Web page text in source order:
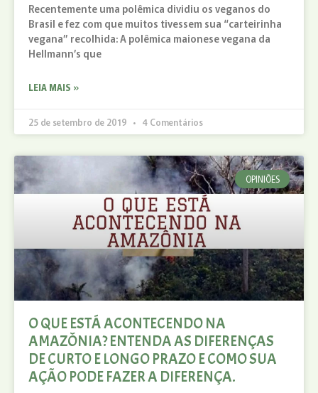
Recentemente uma polêmica dividiu os veganos do
Brasil e fez com que muitos tivessem sua “carteirinha
vegana” recolhida: A polêmica maionese vegana da
Hellmann’s que
LEIA MAIS »
25 de setembro de 2019 4 Comentários
OPINIÕES
O QUE ESTÁ ACONTECENDO NA
AMAZÔNIA? ENTENDA AS DIFERENÇAS
DE CURTO E LONGO PRAZO E COMO SUA
AÇÃO PODE FAZER A DIFERENÇA.